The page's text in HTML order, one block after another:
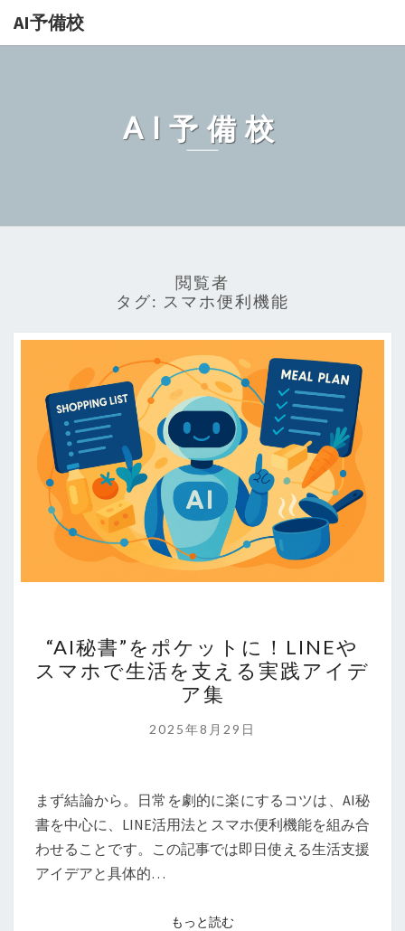
AI予備校
AI予備校
閲覧者
タグ: スマホ便利機能
秘
書”を
ポ
ケ
に！
LINE
や
ホ
“AI秘書”をポケットに！LINEや
スマホで生活を支える実践アイデ
ア集
2025年8月29日
まず結論から。日常を劇的に楽にするコツは、AI秘
書を中心に、LINE活用法とスマホ便利機能を組み合
わせることです。この記事では即日使える生活支援
アイデアと具体的…
もっと読むもっと読む